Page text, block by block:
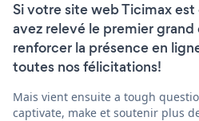
Si votre site web Ticimax
avez relevé le premier
renforcer la présence en
toutes nos félicitations!
Mais vient ensuite a tough
captivate, make et soutenir plus